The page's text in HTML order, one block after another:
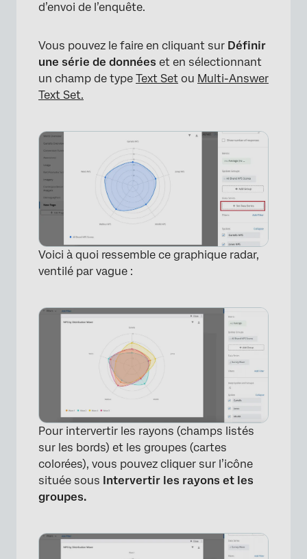
×
d’envoi de l’enquête.
Vous pouvez le faire en cliquant sur Définir
une série de données et en sélectionnant
un champ de type Text Set ou Multi-Answer
Text Set.
Voici à quoi ressemble ce graphique radar,
ventilé par vague :
Pour intervertir les rayons (champs listés
sur les bords) et les groupes (cartes
colorées), vous pouvez cliquer sur l’icône
située sous Intervertir les rayons et les
groupes.